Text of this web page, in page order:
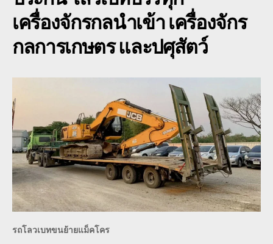
เชีย
เครื่องจักรกลนำเข้า เครื่องจักร
กลการเกษตร และปศุสัตว์
รถโลวเบทขนย้ายแม็คโคร